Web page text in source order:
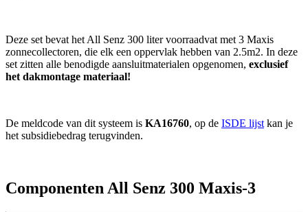
Deze set bevat het All Senz 300 liter voorraadvat met 3 Maxis
zonnecollectoren, die elk een oppervlak hebben van 2.5m2. In deze
set zitten alle benodigde aansluitmaterialen opgenomen, exclusief
het dakmontage materiaal!
De meldcode van dit systeem is KA16760, op de ISDE lijst kan je
het subsidiebedrag terugvinden.
Componenten All Senz 300 Maxis-3